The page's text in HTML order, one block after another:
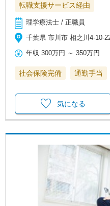
転職支援サービス経由
理学療法士 / 正職員
千葉県 市川市 相之川4-10-
年収 300万円 ～350万円
社会保険完備 通勤手当
気になる